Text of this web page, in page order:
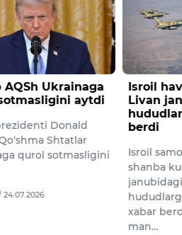
AQSh Ukrainaga
aytdi
Donald
Shtatlar
qurol sotmasligini
24.07.2026
Isroil
Livan
berdi
Isroil
shanba
xabar
man…